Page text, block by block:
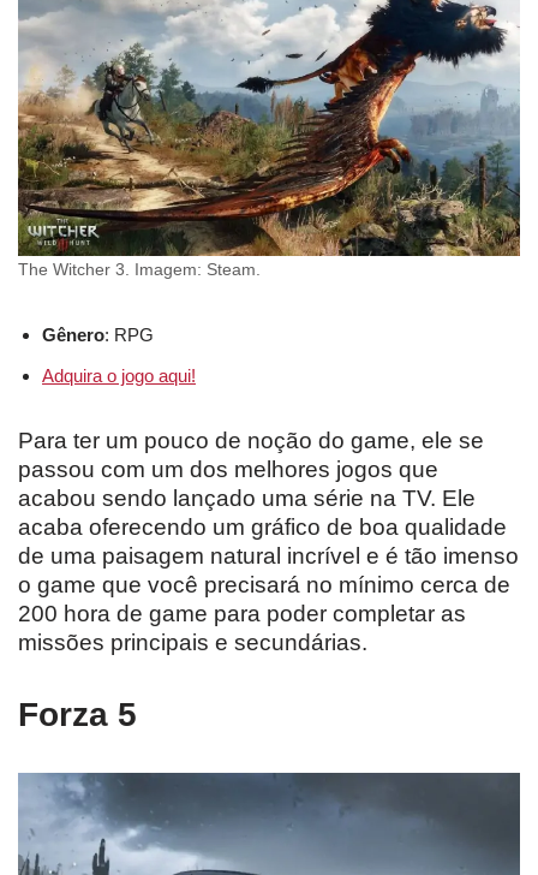
The Witcher 3. Imagem: Steam.
Gênero: RPG
Adquira o jogo aqui!
Para ter um pouco de noção do game, ele se
passou com um dos melhores jogos que
acabou sendo lançado uma série na TV. Ele
acaba oferecendo um gráfico de boa qualidade
de uma paisagem natural incrível e é tão imenso
o game que você precisará no mínimo cerca de
200 hora de game para poder completar as
missões principais e secundárias.
Forza 5